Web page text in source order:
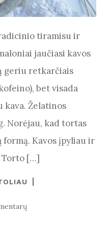
tiramisu ir
jaučiasi kavos
geriu retkarčiais
bet visada
kava. Želatinos
Norėjau, kad tortas
Kavos įpyliau ir
Torto […]